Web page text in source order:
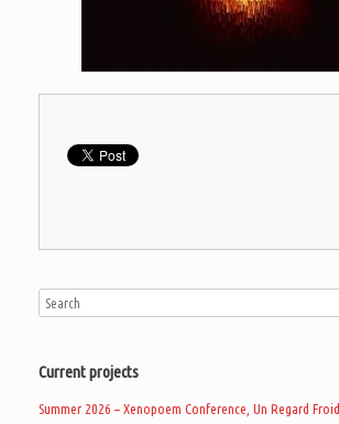
Current projects
Summer 2026 – Xenopoem Conference, Un Regard Froid